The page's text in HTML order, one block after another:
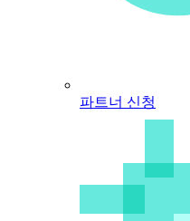
파트너 신청